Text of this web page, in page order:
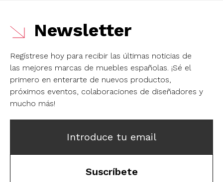
Newsletter
Regístrese hoy para recibir las últimas noticias de
las mejores marcas de muebles españolas. ¡Sé el
primero en enterarte de nuevos productos,
próximos eventos, colaboraciones de diseñadores y
mucho más!
Introduce tu email
Suscríbete